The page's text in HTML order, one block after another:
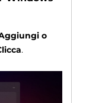
o
.